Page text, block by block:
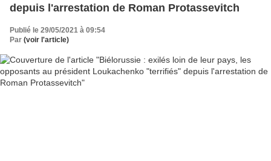
depuis l'arrestation de Roman Protassevitch
Publié le 29/05/2021 à 09:54
Par (voir l'article)